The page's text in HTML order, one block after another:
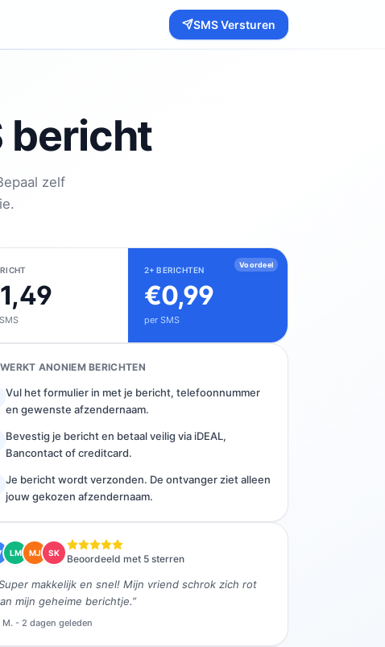
SMS Versturen
bericht
zelf
Voordeel
2+ BERICHTEN
€0,99
per SMS
ANONIEM BERICHTEN
Vul het formulier in met je bericht, telefoonnummer
en gewenste afzendernaam.
Bevestig je bericht en betaal veilig via iDEAL,
Bancontact of creditcard.
Je bericht wordt verzonden. De ontvanger ziet alleen
jouw gekozen afzendernaam.
LM MJ SK
Beoordeeld met 5 sterren
makkelijk en snel! Mijn vriend schrok zich rot
mijn geheime berichtje.”
M. - 2 dagen geleden